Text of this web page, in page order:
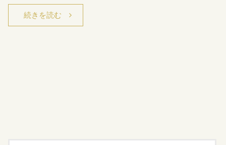
続きを読む